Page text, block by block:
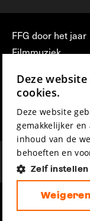
FFG door het jaar
Filmmuziek
Press & Industry
Film Fest Friends
Deze
cookies.
Deze website
gemakkelijker en
inhoud van de
behoeften en
Zelf instellen
Weigeren